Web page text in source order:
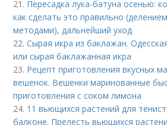
21. Пересадка лука-батуна осенью:
как сделать это правильно
методами), дальнейший уход
22.Сырая икра из баклажан.
или сырая баклажанная икра
23. Рецепт приготовления вкусных
вешенок. Вешенки маринованные
приготовления с соком лимона
24. 11 вьющихся растений для
балконе. Прелесть вьющихся